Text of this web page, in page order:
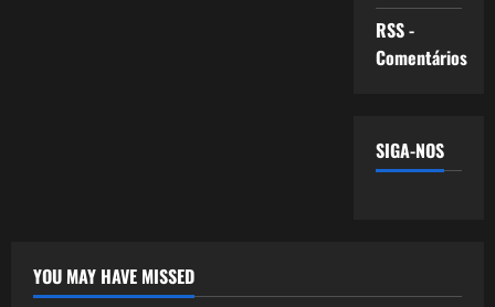
RSS -
Comentários
SIGA-NOS
YOU MAY HAVE MISSED